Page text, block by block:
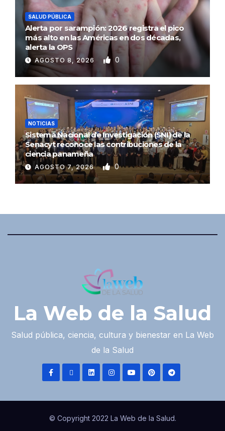
SALUD PÚBLICA
Alerta por sarampión: 2026 registra el pico
más alto en las Américas en dos décadas,
alerta la OPS
AGOSTO 8, 2026 0
NOTICIAS
Sistema Nacional de Investigación (SNI) de la
Senacyt reconoce las contribuciones de la
ciencia panameña
AGOSTO 7, 2026 0
La Web de la Salud
Salud pública, ciencia, cultura y bienestar en La Web
de la Salud
© Copyright 2022 La Web de la Salud.